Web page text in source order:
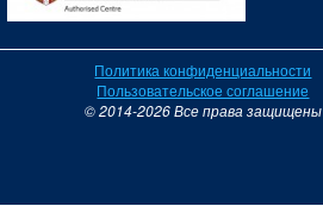
Политика конфиденциальности
Пользовательское соглашение
© 2014-2026 Все права защищены